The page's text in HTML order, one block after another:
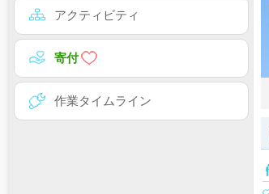
アクティビティ
寄付
作業タイムライン